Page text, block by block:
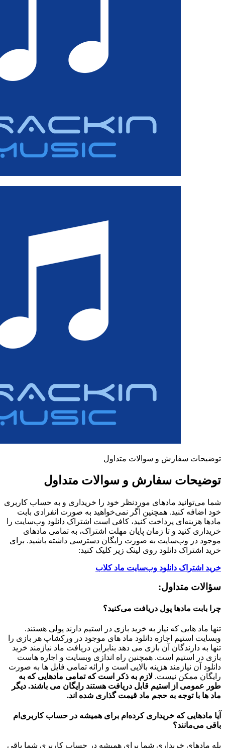
توضیحات سفارش و سوالات متداول
توضیحات سفارش و سوالات متداول
شما می‌توانید مادهای موردنظر خود را خریداری و به حساب کاربری
خود اضافه کنید. همچنین اگر نمی‌خواهید به صورت انفرادی بابت
مادها هزینه‌ای پرداخت کنید، کافی است اشتراک دانلود وب‌سایت را
خریداری کنید و تا زمان پایان مهلت اشتراک، به تمامی مادهای
موجود در وب‌سایت به صورت رایگان دسترسی داشته باشید. برای
خرید اشتراک دانلود روی لینک زیر کلیک کنید:
خرید اشتراک دانلود وب‌سایت ماد کلاب
سؤالات متداول:
چرا بابت مادها پول دریافت می‌کنید؟
تنها ماد هایی که نیاز به خرید بازی در استیم دارند پولی هستند.
وبسایت استیم اجازه دانلود ماد های موجود در ورکشاپ هر بازی را
تنها به دارندگان آن بازی می دهد بنابراین دریافت ماد نیازمند خرید
بازی در استیم است. همچنین راه اندازی وبسایت و اجاره هاست
دانلود آن نیازمند هزینه بالایی است و ارائه تمامی فایل ها به صورت
رایگان ممکن نیست. لازم به ذکر است که تمامی مادهایی که به
طور عمومی از استیم قابل دریافت هستند رایگان می باشند. دیگر
ماد ها با توجه به حجم ماد قیمت گذاری شده اند.
آیا مادهایی که خریداری کرده‌ام برای همیشه در حساب‌ کاربری‌ام
باقی می‌مانند؟
بله مادهای خریداری شما برای همیشه در حساب کاربری شما باقی